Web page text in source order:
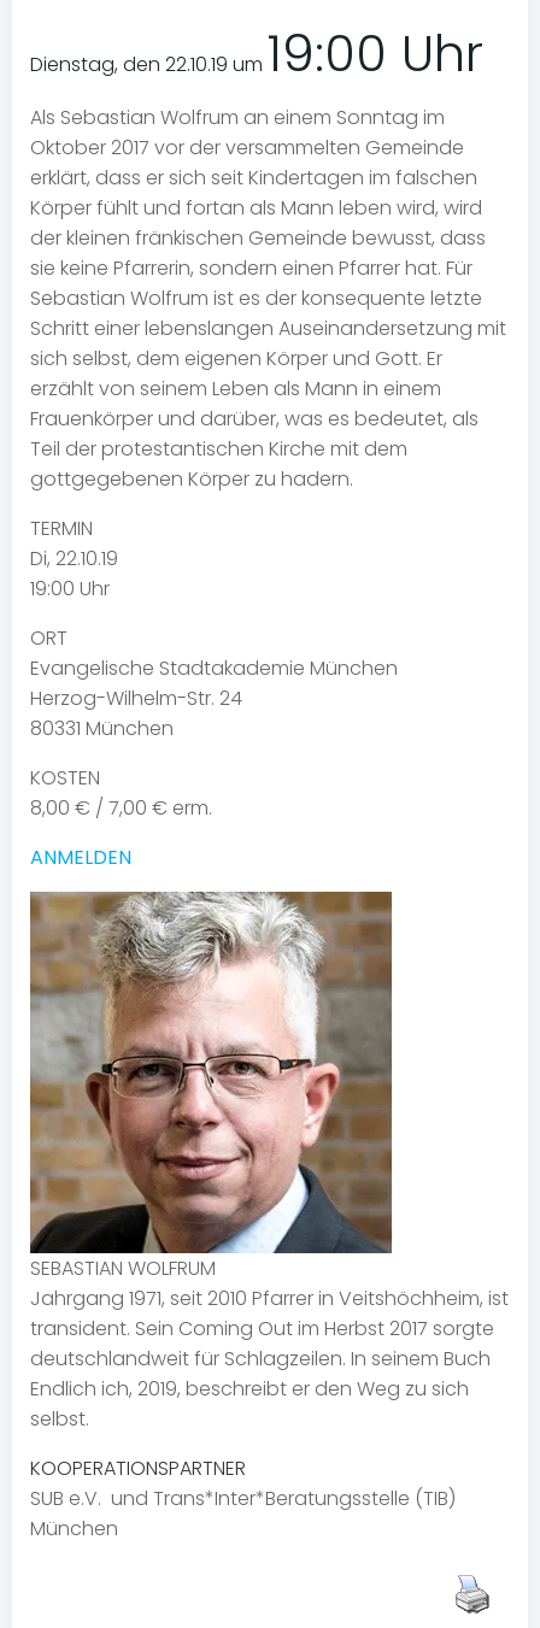
Dienstag, den 22.10.19 um 19:00 Uhr
Als Sebastian Wolfrum an einem Sonntag im
Oktober 2017 vor der versammelten Gemeinde
erklärt, dass er sich seit Kindertagen im falschen
Körper fühlt und fortan als Mann leben wird, wird
der kleinen fränkischen Gemeinde bewusst, dass
sie keine Pfarrerin, sondern einen Pfarrer hat. Für
Sebastian Wolfrum ist es der konsequente letzte
Schritt einer lebenslangen Auseinandersetzung mit
sich selbst, dem eigenen Körper und Gott. Er
erzählt von seinem Leben als Mann in einem
Frauenkörper und darüber, was es bedeutet, als
Teil der protestantischen Kirche mit dem
gottgegebenen Körper zu hadern.
TERMIN
Di, 22.10.19
19:00 Uhr
ORT
Evangelische Stadtakademie München
Herzog-Wilhelm-Str. 24
80331 München
KOSTEN
8,00 € / 7,00 € erm.
ANMELDEN
SEBASTIAN WOLFRUM
Jahrgang 1971, seit 2010 Pfarrer in Veitshöchheim, ist
transident. Sein Coming Out im Herbst 2017 sorgte
deutschlandweit für Schlagzeilen. In seinem Buch
Endlich ich, 2019, beschreibt er den Weg zu sich
selbst.
KOOPERATIONSPARTNER
SUB e.V. und Trans*Inter*Beratungsstelle (TIB)
München